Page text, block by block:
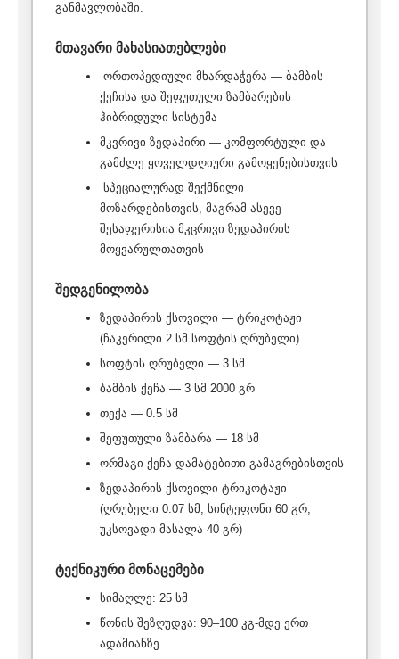
განმავლობაში.
მთავარი მახასიათებლები
ორთოპედიული მხარდაჭერა — ბამბის
ქეჩისა და შეფუთული ზამბარების
ჰიბრიდული სისტემა
მკვრივი ზედაპირი — კომფორტული და
გამძლე ყოველდღიური გამოყენებისთვის
სპეციალურად შექმნილი
მოზარდებისთვის, მაგრამ ასევე
შესაფერისია მკცრივი ზედაპირის
მოყვარულთათვის
შედგენილობა
ზედაპირის ქსოვილი — ტრიკოტაჟი
(ჩაკერილი 2 სმ სოფტის ღრუბელი)
სოფტის ღრუბელი — 3 სმ
ბამბის ქეჩა — 3 სმ 2000 გრ
თექა — 0.5 სმ
შეფუთული ზამბარა — 18 სმ
ორმაგი ქეჩა დამატებითი გამაგრებისთვის
ზედაპირის ქსოვილი ტრიკოტაჟი
(ღრუბელი 0.07 სმ, სინტეფონი 60 გრ,
უკსოვადი მასალა 40 გრ)
ტექნიკური მონაცემები
სიმაღლე: 25 სმ
წონის შეზღუდვა: 90–100 კგ-მდე ერთ
ადამიანზე